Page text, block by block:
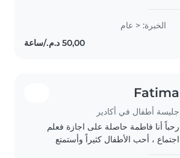
d'expérience officielle en tant
que nounou, j'ai beaucoup
d'enthousiasme et de créativité
الخبرة: < عام
Fatima
جليسة أطفال في أكادير
رحباً أنا فاطمة حاصلة على اجازة فعلم
اجتماع ، أحب الأطفال كثيراً وأستمتع